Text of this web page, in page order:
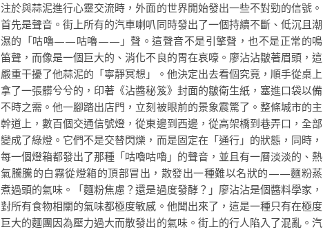
注於與蒜泥進行心靈交流時，外面的世界開始發出一些不對勁的信號。
首先是聲音。街上所有的汽車喇叭同時發出了一個持續不斷、低沉且潮
濕的「咕嚕——咕嚕——」聲。這聲音不是引擎聲，也不是正常的鳴
笛聲，而像是一個巨大的、消化不良的胃在哀嚎。廖沾沾皺著眉頭，這
嚴重干擾了他蒜泥的「寧靜冥想」。他決定出去看個究竟，順手從桌上
拿了一張髒兮兮的，印著《沾醬秘笈》封面的皺衛生紙，塞進口袋以備
不時之需。他一腳踏出店門，立刻被眼前的景象震驚了。整條城市的主
幹道上，數百個交通信號燈，從東邊到西邊，從高架橋到巷弄口，全部
變成了綠燈。它們不是交替閃爍，而是固定在「通行」的狀態，同時，
每一個燈箱都發出了那種「咕嚕咕嚕」的聲音，並且有一層淡淡的、熱
氣騰騰的白霧從燈箱的頂部冒出，散發出一種難以名狀的——麵粉蒸
煮過頭的氣味。「麵粉焦慮？還是過度發酵？」廖沾沾是個醬料學家，
對所有食物相關的氣味都極度敏感。他聞出來了，這是一種只有在極度
巨大的麵團因為壓力過大而散發出的氣味。街上的行人陷入了混亂。汽